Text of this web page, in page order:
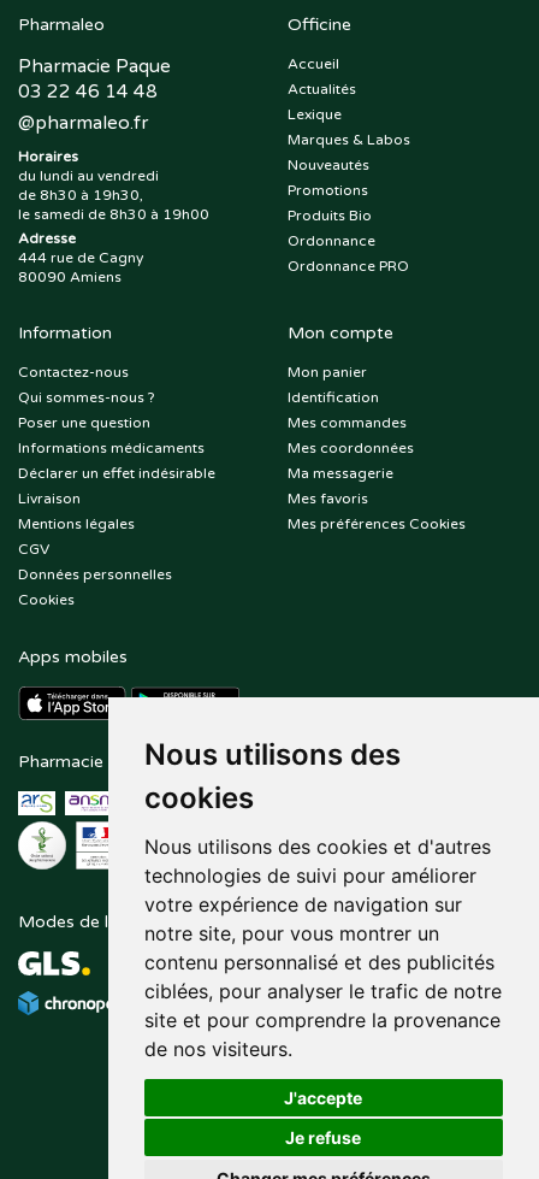
Nous utilisons des
cookies
Nous utilisons des cookies et d'autres
technologies de suivi pour améliorer
votre expérience de navigation sur
notre site, pour vous montrer un
contenu personnalisé et des publicités
ciblées, pour analyser le trafic de notre
site et pour comprendre la provenance
de nos visiteurs.
J'accepte
Je refuse
Pharmaleo
Pharmacie Paque
03 22 46 14 48
@pharmaleo.fr
Horaires
du lundi au vendredi
de 8h30 à 19h30,
le samedi de 8h30 à 19h00
Adresse
444 rue de Cagny
80090 Amiens
Officine
Accueil
Actualités
Lexique
Marques & Labos
Nouveautés
Promotions
Produits Bio
Ordonnance
Ordonnance PRO
Information
Contactez-nous
Qui sommes-nous ?
Poser une question
Informations médicaments
Déclarer un effet indésirable
Livraison
Mentions légales
CGV
Données personnelles
Cookies
Mon compte
Mon panier
Identification
Mes commandes
Mes coordonnées
Ma messagerie
Mes favoris
Mes préférences Cookies
Apps mobiles
Pharmacie en ligne agréée Paiement sécurisé
Modes de livraison Suivez-nous sur